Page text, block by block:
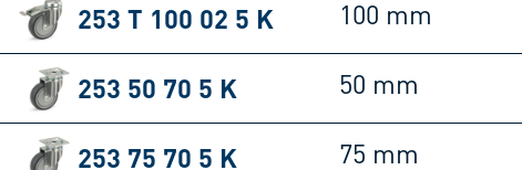
253 T 100 02 5 K 100 mm
253 50 70 5 K 50 mm
253 75 70 5 K 75 mm